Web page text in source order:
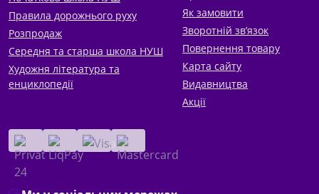
Правила дорожнього руху
Розпродаж
Середня та старша школа НУШ
Художня література та
енциклопедії
Як замовити
Зворотній зв’язок
Повернення товару
Карта сайту
Видавництва
Акції